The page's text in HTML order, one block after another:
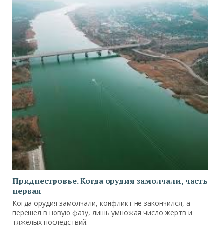
Приднестровье. Когда орудия замолчали, часть
первая
Когда орудия замолчали, конфликт не закончился, а
перешел в новую фазу, лишь умножая число жертв и
тяжелых последствий.